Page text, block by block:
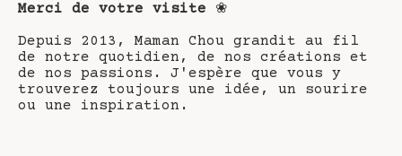
Merci de votre visite ❀
Depuis 2013, Maman Chou grandit au fil
de notre quotidien, de nos créations et
de nos passions. J'espère que vous y
trouverez toujours une idée, un sourire
ou une inspiration.